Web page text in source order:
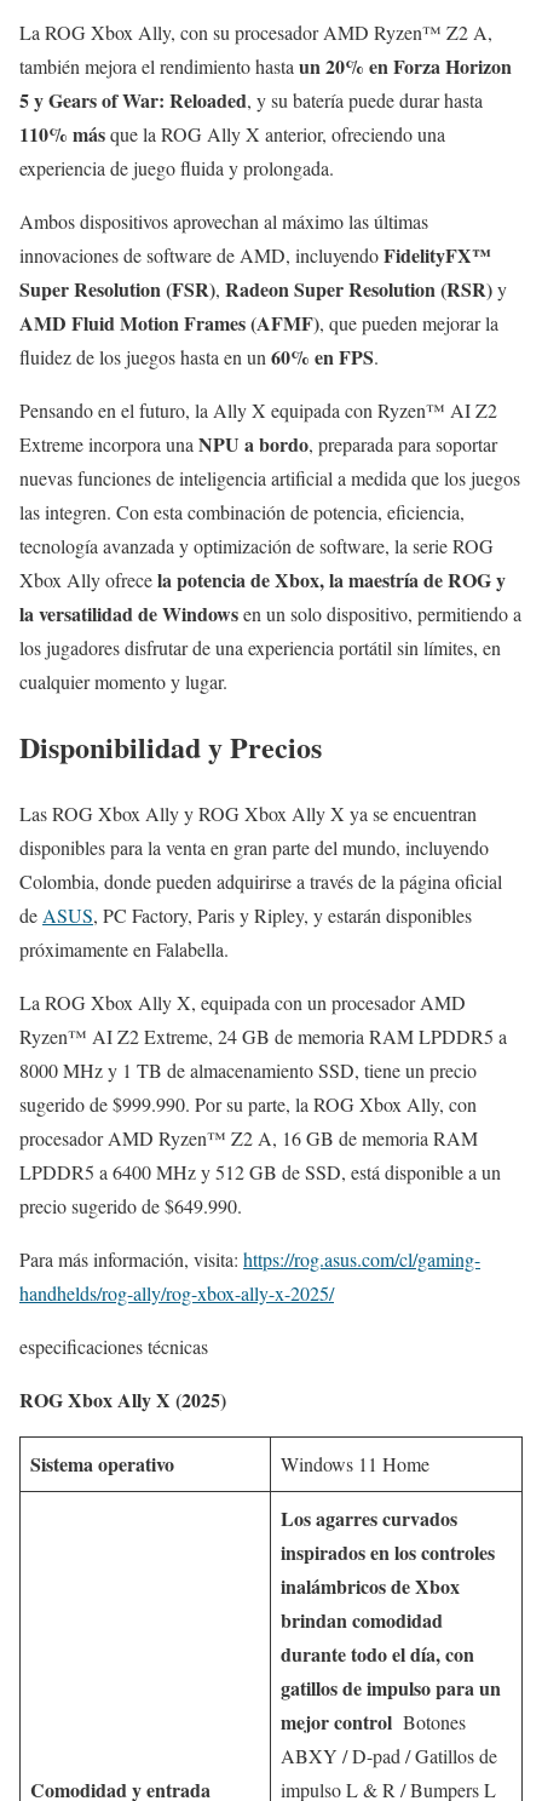
La ROG Xbox Ally, con su procesador AMD Ryzen™ Z2 A,
también mejora el rendimiento hasta un 20% en Forza Horizon
5 y Gears of War: Reloaded, y su batería puede durar hasta
110% másque la ROG Ally X anterior, ofreciendo una
experiencia de juego fluida y prolongada.
Ambos dispositivos aprovechan al máximo las últimas
innovaciones de software de AMD, incluyendoFidelityFX™
Super Resolution (FSR), Radeon Super Resolution (RSR)y
AMD Fluid Motion Frames (AFMF), que pueden mejorar la
fluidez de los juegos hasta en un 60% en FPS.
Pensando en el futuro, la Ally X equipada con Ryzen™ AI Z2
Extreme incorpora una NPU a bordo, preparada para soportar
nuevas funciones de inteligencia artificial a medida que los juegos
las integren. Con esta combinación de potencia, eficiencia,
tecnología avanzada y optimización de software, la serie ROG
Xbox Ally ofrecela potencia de Xbox, la maestría de ROG y
la versatilidad de Windowsen un solo dispositivo, permitiendo a
los jugadores disfrutar de una experiencia portátil sin límites, en
cualquier momento y lugar.
Disponibilidad y Precios
Las ROG Xbox Ally y ROG Xbox Ally X ya se encuentran
disponibles para la venta en gran parte del mundo, incluyendo
Colombia, donde pueden adquirirse a través de la página oficial
deASUS, PC Factory, Paris y Ripley, y estarán disponibles
próximamente en Falabella.
La ROG Xbox Ally X, equipada con un procesador AMD
Ryzen™ AI Z2 Extreme, 24 GB de memoria RAM LPDDR5 a
8000 MHz y 1 TB de almacenamiento SSD, tiene un precio
sugerido de $999.990. Por su parte, la ROG Xbox Ally, con
procesador AMD Ryzen™ Z2 A, 16 GB de memoria RAM
LPDDR5 a 6400 MHz y 512 GB de SSD, está disponible a un
precio sugerido de $649.990.
Para más información, visita: https://rog.asus.com/cl/gaming-
handhelds/rog-ally/rog-xbox-ally-x-2025/
especificaciones técnicas
ROG Xbox Ally X (2025)
Sistema operativo Windows 11 Home
Comodidad y entrada
Los agarres curvados
inspirados en los controles
inalámbricos de Xbox
brindan comodidad
durante todo el día, con
gatillos de impulso para un
mejor control Botones
ABXY / D-pad / Gatillos de
impulso L & R / Bumpers L